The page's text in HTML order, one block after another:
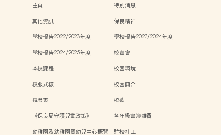
主頁
特別消息
其他資訊
保良精神
學校報告2022/2023年度
學校報告2023/2024年度
學校報告2024/2025年度
校董會
本校課程
校園環境
校服式樣
校園簡介
校曆表
校歌
《保良局守護兒童政策》
各年級書簿雜費
幼稚園及幼稚園暨幼兒中心概覽
駐校社工